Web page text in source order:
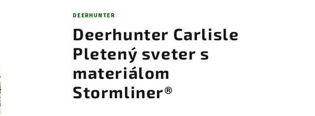
DEERHUNTER
Deerhunter Carlisle
Pletený sveter s
materiálom
Stormliner®